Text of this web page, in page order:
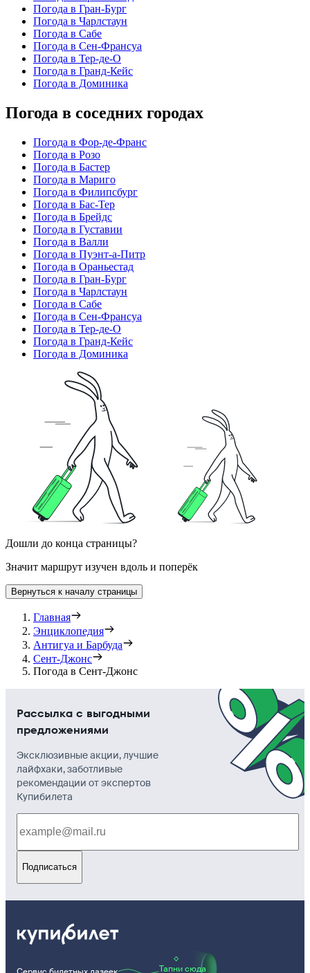
Погода в Гран-Бург
Погода в Чарлстаун
Погода в Сабе
Погода в Сен-Франсуа
Погода в Тер-де-О
Погода в Гранд-Кейс
Погода в Доминика
Погода в соседних городах
Погода в Фор-де-Франс
Погода в Розо
Погода в Бастер
Погода в Мариго
Погода в Филипсбург
Погода в Бас-Тер
Погода в Брейдс
Погода в Густавии
Погода в Валли
Погода в Пуэнт-а-Питр
Погода в Ораньестад
Погода в Гран-Бург
Погода в Чарлстаун
Погода в Сабе
Погода в Сен-Франсуа
Погода в Тер-де-О
Погода в Гранд-Кейс
Погода в Доминика
Дошли до конца страницы?
Значит маршрут изучен вдоль и поперёк
Вернуться к началу страницы
Главная
Энциклопедия
Антигуа и Барбуда
Сент-Джонс
Погода в Сент-Джонс
Рассылка с выгодными
предложениями
Эксклюзивные акции, лучшие
лайфхаки, заботливые
рекомендации от экспертов
Купибилета
Подписаться
Тапни сюда